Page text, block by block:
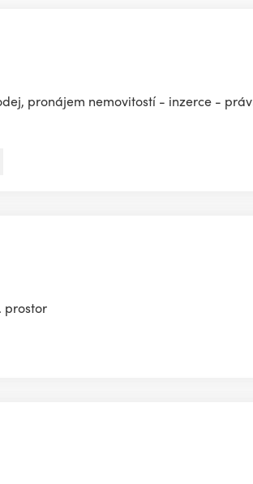
pronájem nemovitostí - inzerce -
prostor